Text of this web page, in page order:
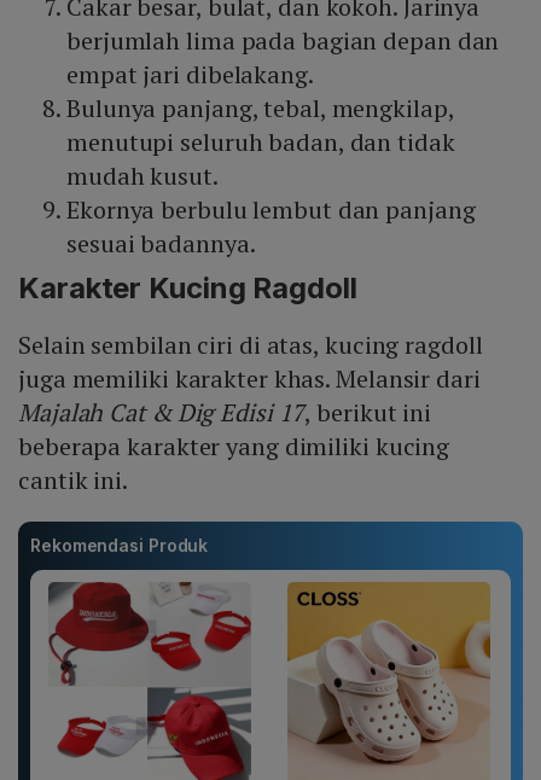
Cakar besar, bulat, dan kokoh. Jarinya
berjumlah lima pada bagian depan dan
empat jari dibelakang.
Bulunya panjang, tebal, mengkilap,
menutupi seluruh badan, dan tidak
mudah kusut.
Ekornya berbulu lembut dan panjang
sesuai badannya.
Karakter Kucing Ragdoll
Selain sembilan ciri di atas, kucing ragdoll
juga memiliki karakter khas. Melansir dari
Majalah Cat & Dig Edisi 17, berikut ini
beberapa karakter yang dimiliki kucing
cantik ini.
Rekomendasi Produk